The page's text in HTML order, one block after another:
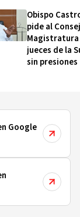
Obispo
pide al
jueces de la
sin presiones
Google